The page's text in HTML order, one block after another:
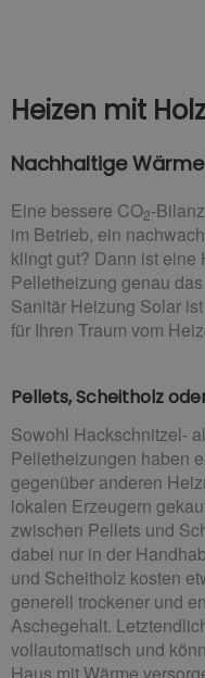
Heizen mit Holz
Nachhaltige
Eine bessere CO2-
im Betrieb, ein
klingt gut? Dann ist
Pelletheizung genau
Sanitär Heizung Solar
für Ihren Traum vom
Pellets, Scheitholz
Sowohl Hackschnitzel-
Pelletheizungen haben
gegenüber anderen
lokalen Erzeugern
zwischen Pellets und
dabei nur in der
und Scheitholz kosten
generell trockener und
Aschegehalt.
vollautomatisch und
Haus mit Wärme